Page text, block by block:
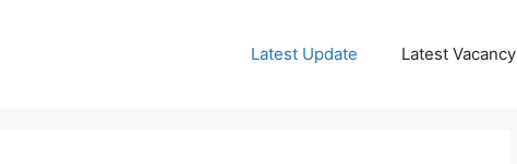
Latest Update Latest Vacancy